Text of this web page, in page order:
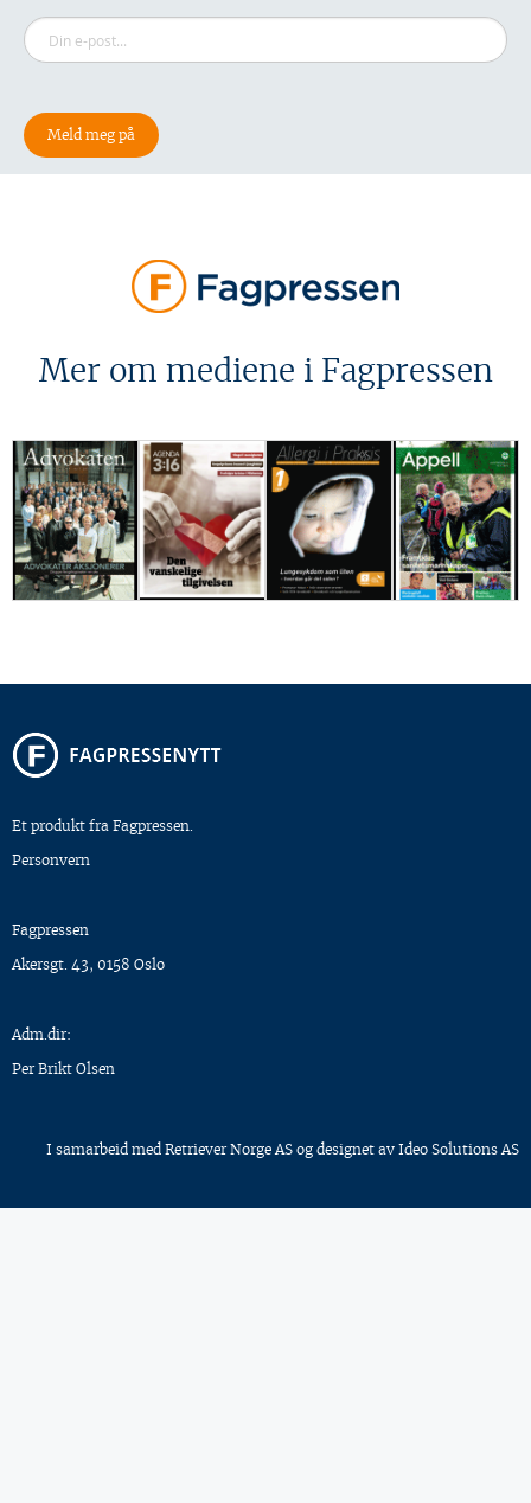
Mer om mediene i Fagpressen
Et produkt fra Fagpressen.
Personvern
Fagpressen
Akersgt. 43, 0158 Oslo
Adm.dir:
Per Brikt Olsen
I samarbeid med Retriever Norge AS og designet av Ideo Solutions AS